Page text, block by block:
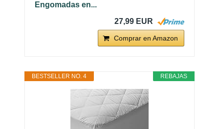
Engomadas en...
27,99 EUR
Comprar en Amazon
REBAJAS
BESTSELLER NO. 4